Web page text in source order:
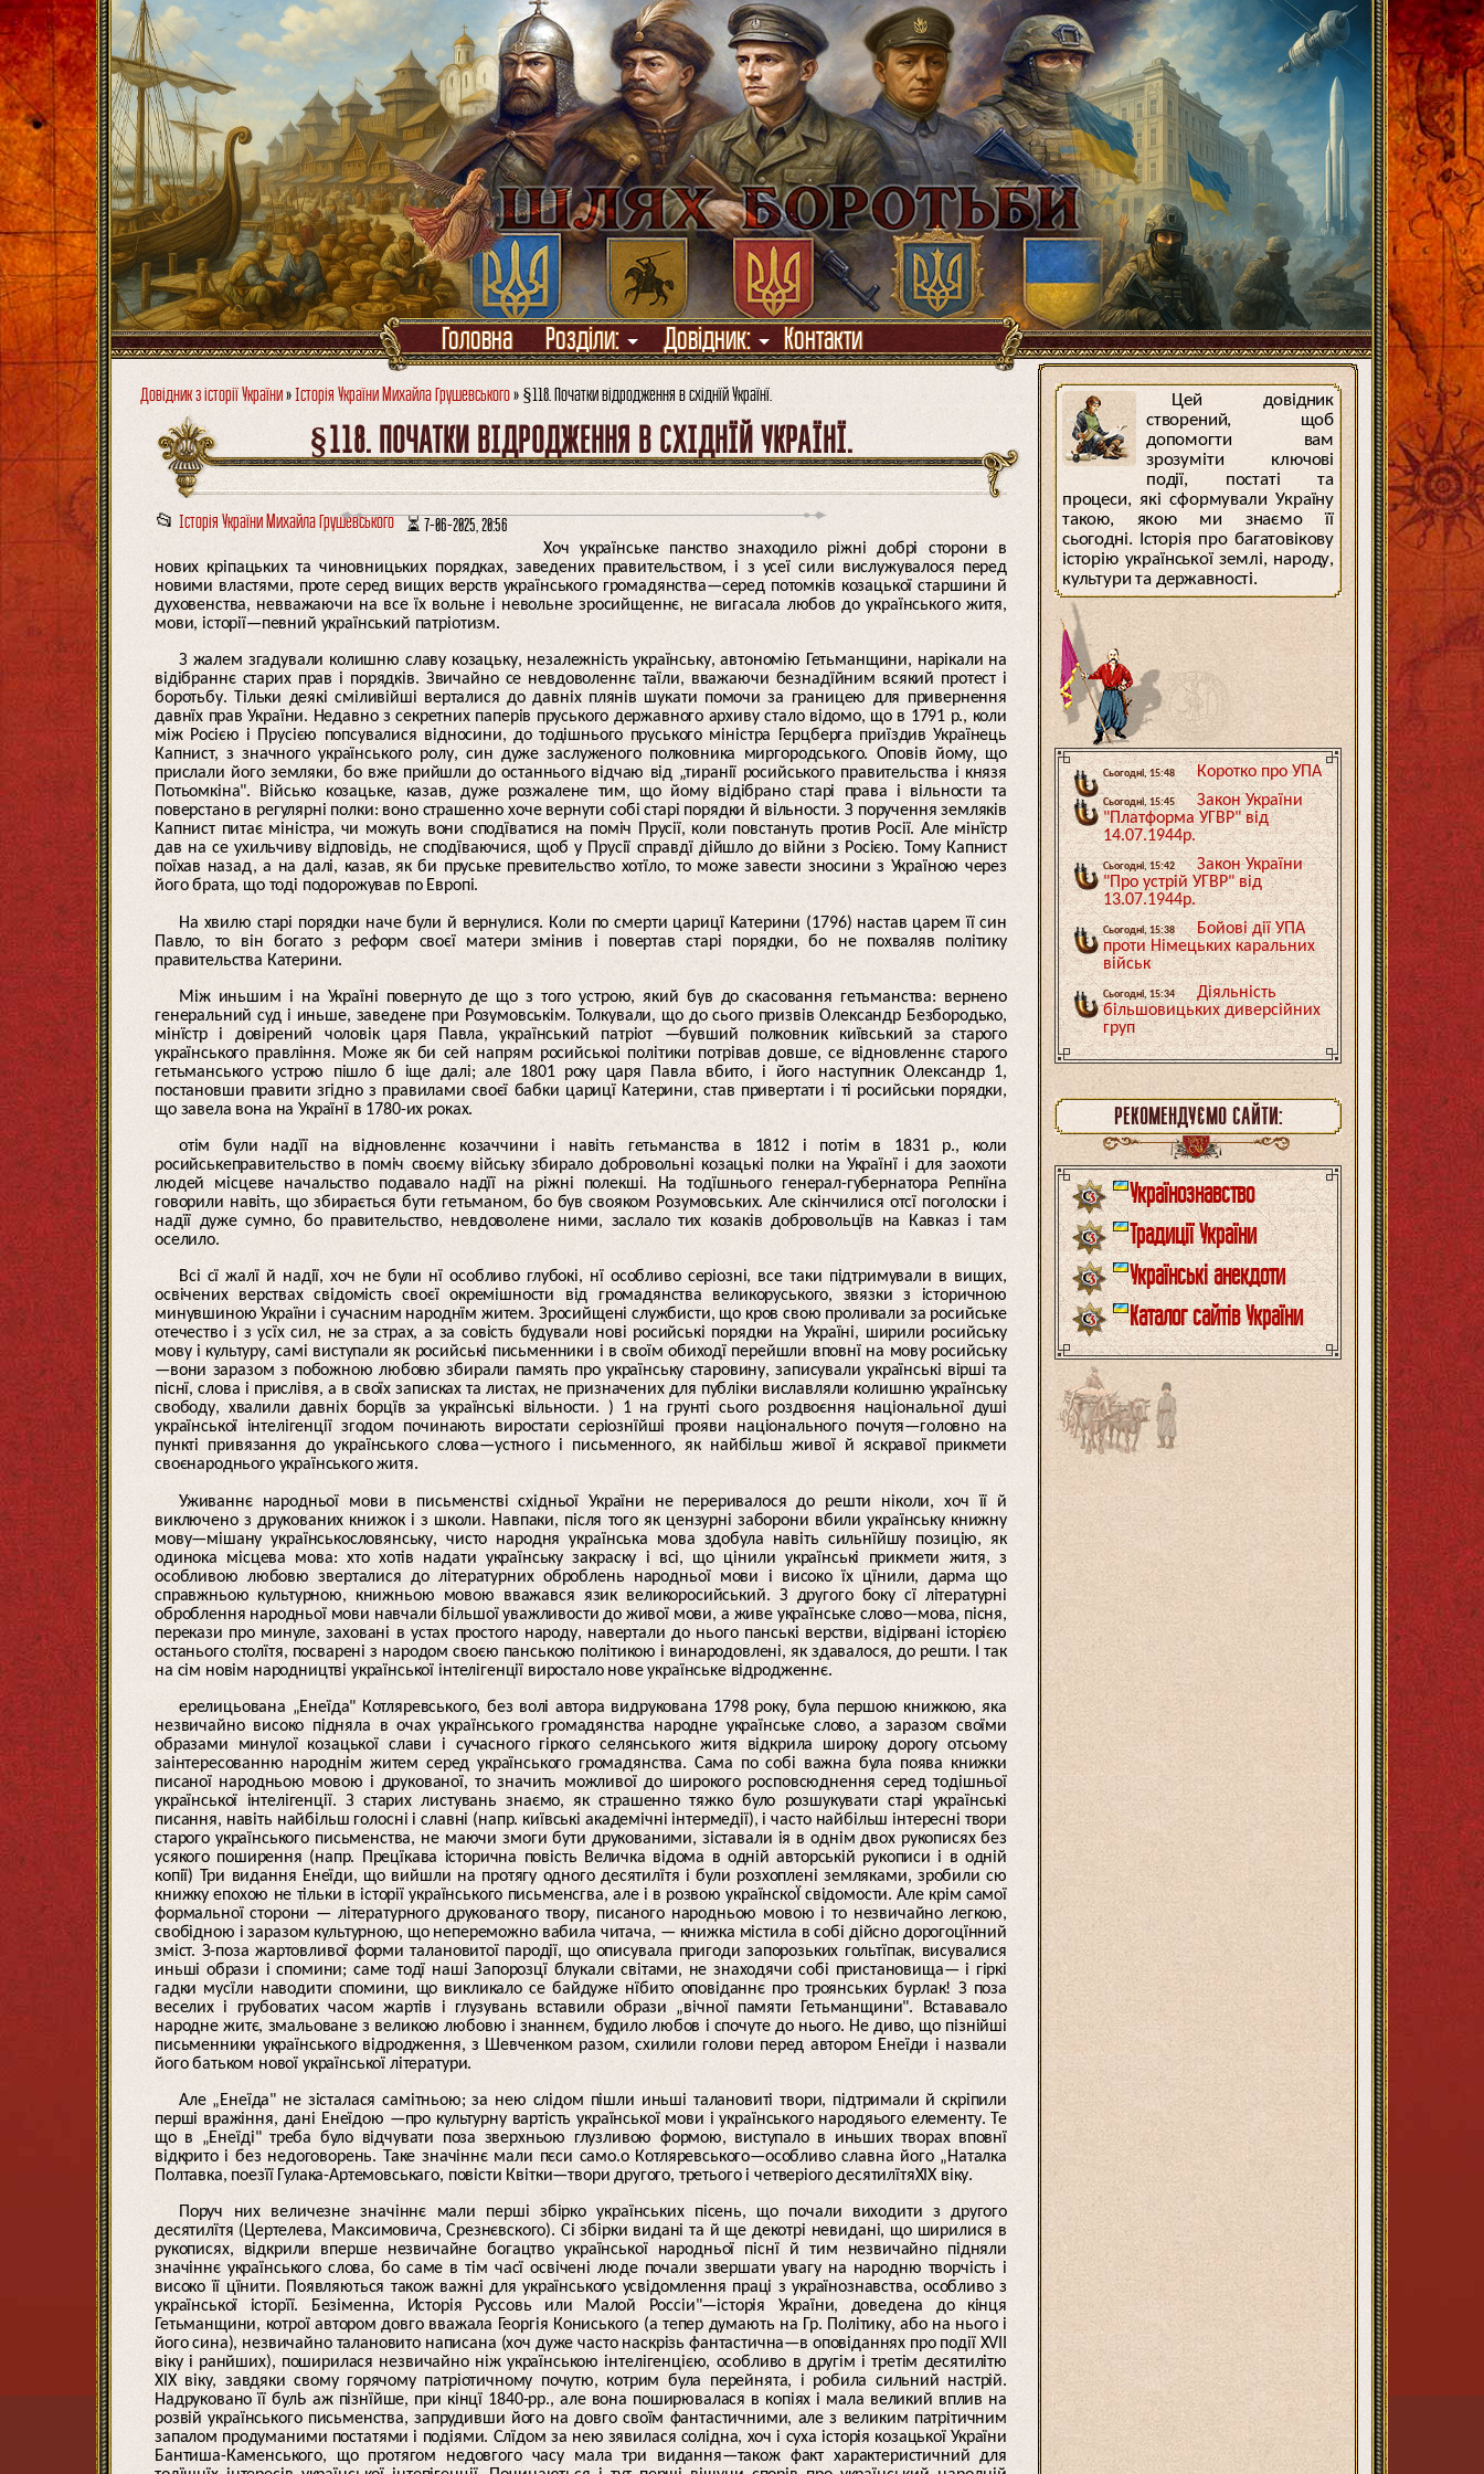
Головна Розділи: Довідник: Контакти
Довідник з історії України»Історія України Михайла Грушевського» §118. Початки відродження в східнїй Українї.
§118. ПОЧАТКИ ВІДРОДЖЕННЯ В СХІДНЇЙ УКРАЇНЇ.
📂 Історія України Михайла Грушевського ⏳ 7-06-2025, 20:56
Хоч українське панство знаходило ріжні добрі сторони в
нових кріпацьких та чиновницьких порядках, заведених правительством, і з усеї сили вислужувалося перед
новими властями, проте серед вищих верств українського громадянства—серед потомків козацької старшини й
духовенства, невважаючи на все їх вольне і невольне зросийщеннє, не вигасала любов до українського житя,
мови, історії—певний український патріотизм.
З жалем згадували колишню славу козацьку, незалежність українську, автономію Гетьманщини, нарікали на
відібраннє старих прав і порядків. Звичайно се невдоволеннє таїли, вважаючи безнадїйним всякий протест і
боротьбу. Тільки деякі сміливійші верталися до давніх плянів шукати помочи за границею для привернення
давнїх прав України. Недавно з секретних паперів пруського державного архиву стало відомо, що в 1791 р., коли
між Росією і Прусією попсувалися відносини, до тодішнього пруського міністра Герцберга приїздив Українець
Капнист, з значного українського ролу, син дуже заслуженого полковника миргородського. Оповів йому, що
прислали його земляки, бо вже прийшли до останнього відчаю від „тиранії росийського правительства і князя
Потьомкіна". Військо козацьке, казав, дуже розжалене тим, що йому відібрано старі права і вільности та
поверстано в регулярні полки: воно страшенно хоче вернути собі старі порядки й вільности. З поручення земляків
Капнист питає міністра, чи можуть вони сподїватися на поміч Прусії, коли повстануть против Росії. Але мінїстр
дав на се ухильчиву відповідь, не сподїваючися, щоб у Прусії справдї дійшло до війни з Росією. Тому Капнист
поїхав назад, а на далі, казав, як би пруське превительство хотїло, то може завести зносини з Україною через
його брата, що тоді подорожував по Европі.
На хвилю старі порядки наче були й вернулися. Коли по смерти царицї Катерини (1796) настав царем її син
Павло, то він богато з реформ своєї матери змінив і повертав старі порядки, бо не похваляв політику
правительства Катерини.
Між иньшим і на Україні повернуто де що з того устрою, який був до скасовання гетьманства: вернено
генеральний суд і иньше, заведене при Розумовськім. Толкували, що до сього призвів Олександр Безбородько,
мінїстр і довірений чоловік царя Павла, український патріот —бувший полковник київський за старого
українського правління. Може як би сей напрям росийськоі політики потрівав довше, се відновленнє старого
гетьманського устрою пішло б іще далі; але 1801 року царя Павла вбито, і його наступник Олександр 1,
постановши правити згідно з правилами своєї бабки царицї Катерини, став привертати і ті росийськи порядки,
що завела вона на Українї в 1780-их роках.
отім були надїї на відновленнє козаччини і навіть гетьманства в 1812 і потім в 1831 р., коли
росийськеправительство в поміч своєму війську збирало добровольні козацькі полки на Українї і для заохоти
людей місцеве начальство подавало надїї на ріжні полекші. На тодїшнього генерал-губернатора Репнїна
говорили навіть, що збирається бути гетьманом, бо був свояком Розумовських. Але скінчилися отсї поголоски і
надїї дуже сумно, бо правительство, невдоволене ними, заслало тих козаків добровольцїв на Кавказ і там
оселило.
Всі сї жалї й надії, хоч не були нї особливо глубокі, нї особливо серіозні, все таки підтримували в вищих,
освічених верствах свідомість своєї окремішности від громадянства великоруського, звязки з історичною
минувшиною України і сучасним народнїм житем. Зросийщені службисти, що кров свою проливали за росийське
отечество і з усїх сил, не за страх, а за совість будували нові росийські порядки на Україні, ширили росийську
мову і культуру, самі виступали як росийські письменники і в своїм обиходї перейшли вповнї на мову росийську
—вони заразом з побожною любовю збирали память про українську старовину, записували українські вірші та
піснї, слова і прислівя, а в своїх записках та листах, не призначених для публіки виславляли колишню українську
свободу, хвалили давніх борцїв за українські вільности. ) 1 на грунті сього роздвоєння національної душі
української інтелігенції згодом починають виростати серіознїйші прояви національного почутя—головно на
пункті привязання до українського слова—устного і письменного, як найбільш живої й яскравої прикмети
своєнароднього українського житя.
Уживаннє народньої мови в письменстві східньої України не переривалося до решти ніколи, хоч її й
виключено з друкованих книжок і з школи. Навпаки, після того як цензурні заборони вбили українську книжну
мову—мішану українськословянську, чисто народня українська мова здобула навіть сильнїйшу позицію, як
одинока місцева мова: хто хотів надати українську закраску і всі, що цінили українські прикмети житя, з
особливою любовю зверталися до літературних оброблень народньої мови і високо їх цїнили, дарма що
справжньою культурною, книжньою мовою вважався язик великоросийський. З другого боку сї літературні
оброблення народньої мови навчали більшої уважливости до живої мови, а живе українське слово—мова, пісня,
перекази про минуле, заховані в устах простого народу, навертали до нього панські верстви, відірвані історією
останього столїтя, посварені з народом своєю панською політикою і винародовлені, як здавалося, до решти. І так
на сім новім народництві української інтелігенції виростало нове українське відродженнє.
ерелицьована „Енеїда" Котляревського, без волі автора видрукована 1798 року, була першою книжкою, яка
незвичайно високо підняла в очах українського громадянства народне українське слово, а заразом своїми
образами минулої козацької слави і сучасного гіркого селянського житя відкрила широку дорогу отсьому
заінтересованню народнім житем серед українського громадянства. Сама по собі важна була поява книжки
писаної народньою мовою і друкованої, то значить можливої до широкого росповсюднення серед тодішньої
української інтелігенції. З старих листувань знаємо, як страшенно тяжко було розшукувати старі українські
писання, навіть найбільш голосні і славні (напр. київські академічні інтермедії), і часто найбільш інтересні твори
старого українського письменства, не маючи змоги бути друкованими, зіставали ія в однім двох рукописях без
усякого поширення (напр. Прецїкава історична повість Величка відома в одній авторській рукописи і в одній
копії) Три видання Енеїди, що вийшли на протягу одного десятилїтя і були розхоплені земляками, зробили сю
книжку епохою не тільки в історії українського письменсгва, але і в розвою українскоЇ свідомости. Але крім самої
формальної сторони — літературного друкованого твору, писаного народньою мовою і то незвичайно легкою,
свобідною і заразом культурною, що непереможно вабила читача, — книжка містила в собі дійсно дорогоцїнний
зміст. З-поза жартовливої форми талановитої пародії, що описувала пригоди запорозьких гольтїпак, висувалися
иньші образи і спомини; саме тодї наші Запорозцї блукали світами, не знаходячи собі пристановища— і гіркі
гадки мусїли наводити спомини, що викликало се байдуже нїбито оповіданнє про троянських бурлак! З поза
веселих і грубоватих часом жартів і глузувань вставили образи „вічної памяти Гетьманщини". Встававало
народне житє, змальоване з великою любовю і знаннєм, будило любов і спочуте до нього. Не диво, що пізнійші
письменники українського відродження, з Шевченком разом, схилили голови перед автором Енеїди і назвали
його батьком нової української літератури.
Але „Енеїда" не зісталася самітньою; за нею слідом пішли иньші талановиті твори, підтримали й скріпили
перші вражіння, дані Енеїдою —про культурну вартість української мови і українського народяього елементу. Те
що в „Енеїді" треба було відчувати поза зверхньою глузливою формою, виступало в иньших творах вповнї
відкрито і без недоговорень. Таке значіннє мали пєси само.о Котляревського—особливо славна його „Наталка
Полтавка, поезїї Гулака-Артемовськаго, повісти Квітки—твори другого, третього і четверіого десятилїтяХІХ віку.
Поруч них величезне значіннє мали перші збірко українських пісень, що почали виходити з другого
десятилїтя (Цертелева, Максимовича, Срезнєвского). Сі збірки видані та й ще декотрі невидані, що ширилися в
рукописях, відкрили вперше незвичайне богацтво української народньої піснї й тим незвичайно підняли
значіннє українського слова, бо саме в тім часї освічені люде почали звершати увагу на народню творчість і
високо її цїнити. Появляються також важні для українського усвідомлення праці з українознавства, особливо з
української історїї. Безіменна, Исторія Руссовь или Малой Россіи"—історія України, доведена до кінця
Гетьманщини, котрої автором довго вважала Георгія Кониського (а тепер думають на Гр. Політику, або на нього і
його сина), незвичайно талановито написана (хоч дуже часто наскрізь фантастична—в оповіданнях про події XVII
віку і ранйших), поширилася незвичайно ніж українською інтелігенцією, особливо в другім і третім десятилітю
XIX віку, завдяки свому горячому патріотичному почутю, котрим була перейнята, і робила сильний настрій.
Надруковано її булЬ аж пізнїйше, при кінцї 1840-рр., але вона поширювалася в копіях і мала великий вплив на
розвій українського письменства, запрудивши його на довго своїм фантастичними, але з великим патрітичним
запалом продуманими постатями і подіями. Слїдом за нею зявилася солідна, хоч і суха історія козацької України
Бантиша-Каменського, що протягом недовгого часу мала три видання—також факт характеристичний для
Цей довідник
створений, щоб
допомогти вам
зрозуміти ключові
події, постаті та
процеси, які сформували Україну
такою, якою ми знаємо її
сьогодні. Історія про багатовікову
історію української землі, народу,
культури та державності.
Сьогодні, 15:48 Коротко про УПА
Сьогодні, 15:45
Закон України
"Платформа УГВР" від
14.07.1944р.
Сьогодні, 15:42
Закон України
"Про устрій УГВР" від
13.07.1944р.
Сьогодні, 15:38
Бойові дії УПА
проти Німецьких каральних
військ
Сьогодні, 15:34
Діяльність
більшовицьких диверсійних
груп
РЕКОМЕНДУЄМО САЙТИ:
Українознавство
Традиції України
Українські анекдоти
Каталог сайтів України